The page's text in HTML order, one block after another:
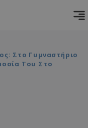
Στο Γυμναστήριο
Του Στο